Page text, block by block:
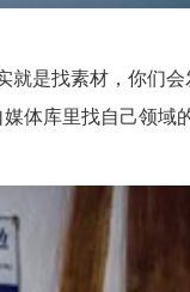
就是找素材，你们
体库里找自己领域